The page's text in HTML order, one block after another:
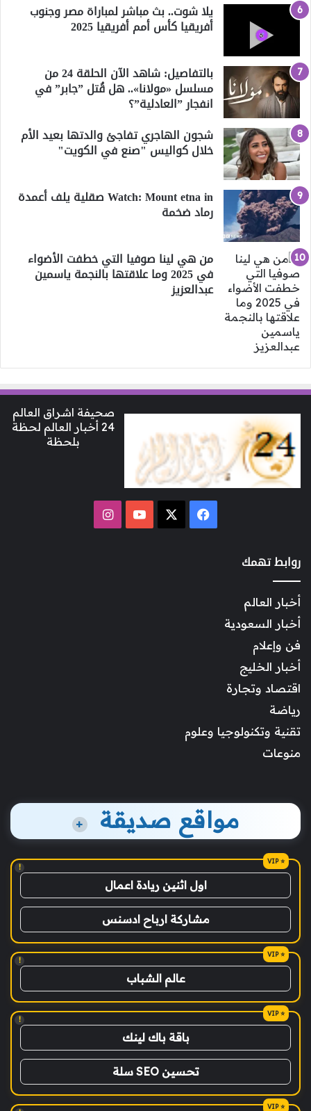
يلا شوت.. بث مباشر لمباراة مصر وجنوب
أفريقيا كأس أمم أفريقيا 2025
بالتفاصيل: شاهد الآن الحلقة 24 من
مسلسل «مولانا».. هل قُتل ”جابر” في
انفجار ”العادلية”؟
شجون الهاجري تفاجئ والدتها بعيد الأم
خلال كواليس "صنع في الكويت"
Watch: Mount etna in صقلية يلف أعمدة
رماد ضخمة
من هي لينا صوفيا التي خطفت الأضواء
في 2025 وما علاقتها بالنجمة ياسمين
عبدالعزيز
صحيفة اشراق العالم
24 أخبار العالم لحظة
بلحظة
فيسبوك ‫YouTubeانستقرام
روابط تهمك
أخبار العالم
أخبار السعودية
فن وإعلام
أخبار الخليج
اقتصاد وتجارة
رياضة
تقنية وتكنولوجيا وعلوم
منوعات
مواقع صديقة +
!
اول اثنين ريادة اعمال
مشاركة ارباح ادسنس
!
عالم الشباب
!
باقة باك لينك
تحسين SEO سلة